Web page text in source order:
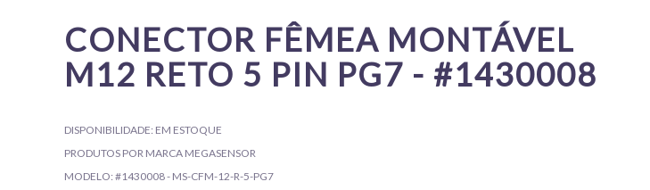
CONECTOR FÊMEA MONTÁVEL
M12 RETO 5 PIN PG7 - #1430008
DISPONIBILIDADE: EM ESTOQUE
PRODUTOS POR MARCA MEGASENSOR
MODELO: #1430008 - MS-CFM-12-R-5-PG7